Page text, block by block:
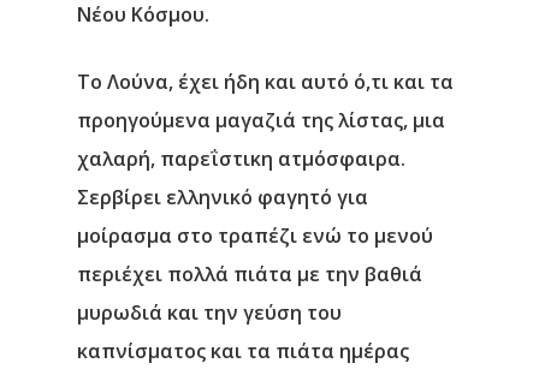
Νέου Κόσμου.
Το Λούνα, έχει ήδη και αυτό ό,τι και τα
προηγούμενα μαγαζιά της λίστας, μια
χαλαρή, παρεΐστικη ατμόσφαιρα.
Σερβίρει ελληνικό φαγητό για
μοίρασμα στο τραπέζι ενώ το μενού
περιέχει πολλά πιάτα με την βαθιά
μυρωδιά και την γεύση του
καπνίσματος και τα πιάτα ημέρας